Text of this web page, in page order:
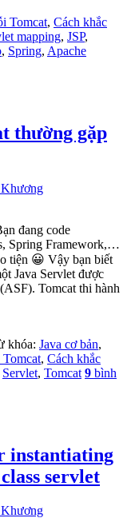
Tomcat, Cách khắc
mapping, JSP,
, Spring, Apache
thường gặp
đang code
Spring Framework,…
tiện 😀 Vậy bạn biết
Java Servlet được
Tomcat thi hành
khóa: Java cơ bản,
, Cách khắc
Servlet, Tomcat 9 bình
instantiating
servlet